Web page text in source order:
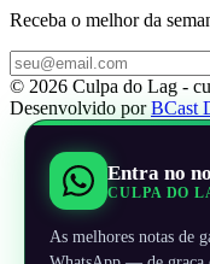
Receba o melhor da
© 2026 Culpa do Lag -
Desenvolvido porBCast
Entra no
CULPA DO
As melhores notas de